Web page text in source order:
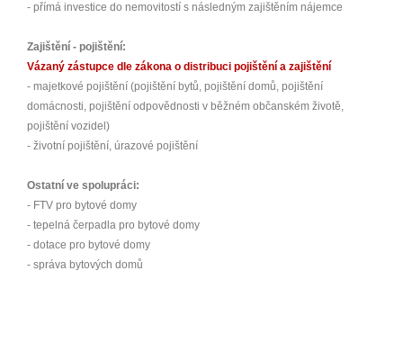
- přímá investice do nemovitostí s následným zajištěním nájemce
Zajištění - pojištění:
Vázaný zástupce dle zákona o distribuci pojištění a zajištění
- majetkové pojištění (pojištění bytů, pojištění domů, pojištění
domácnosti, pojištění odpovědnosti v běžném občanském životě,
pojištění vozidel)
- životní pojištění, úrazové pojištění
Ostatní ve spolupráci:
- FTV pro bytové domy
- tepelná čerpadla pro bytové domy
- dotace pro bytové domy
- správa bytových domů